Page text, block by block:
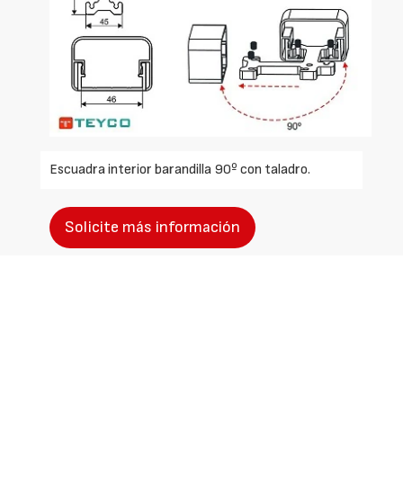
Escuadra interior barandilla 90º con taladro.
Solicite más información